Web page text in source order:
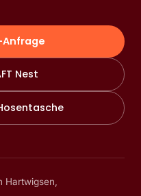
Anfrage
Nest
Hartwigsen,